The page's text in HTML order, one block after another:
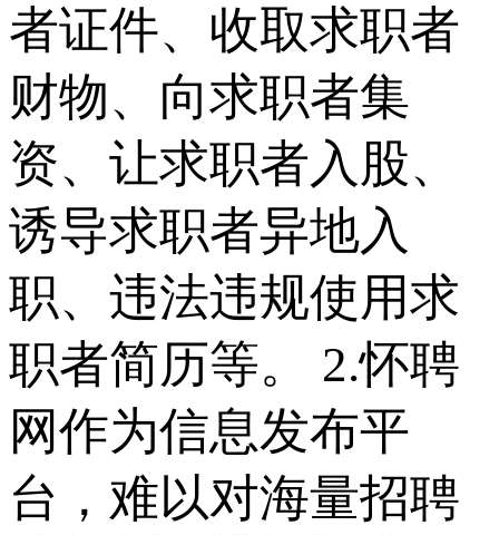
者证件、收取求职者
财物、向求职者集
资、让求职者入股、
诱导求职者异地入
职、违法违规使用求
职者简历等。 2.怀聘
网作为信息发布平
台，难以对海量招聘